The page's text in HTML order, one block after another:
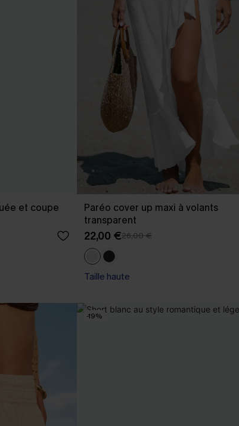
et coupe
Paréo cover up maxi à volants
transparent
22,00 €26,00 €
Taille haute
-19%